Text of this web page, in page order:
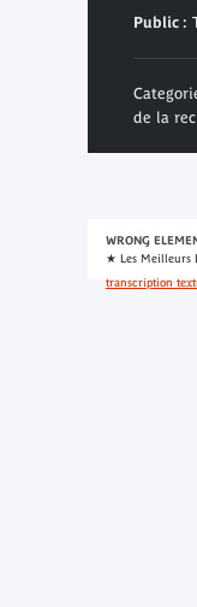
Public :
de la
WRONG
★ Les Meilleurs
transcription